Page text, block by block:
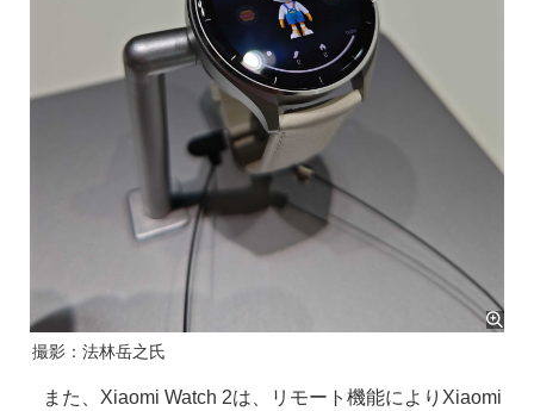
撮影：法林岳之氏
また、Xiaomi Watch 2は、リモート機能によりXiaomi